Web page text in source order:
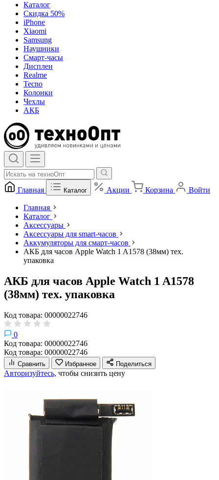
Каталог
Скидка 50%
iPhone
Xiaomi
Samsung
Наушники
Смарт-часы
Дисплеи
Realme
Tecno
Колонки
Чехлы
АКБ
Главная Каталог Акции Корзина Войти
Главная
Каталог
Аксессуары
Аксессуары для smart-часов
Аккумуляторы для смарт-часов
АКБ для часов Apple Watch 1 A1578 (38мм) тех.
упаковка
АКБ для часов Apple Watch 1 A1578
(38мм) тех. упаковка
Код товара: 00000022746
0
Код товара: 00000022746
Код товара: 00000022746
Сравнить Избранное Поделиться
Авторизуйтесь, чтобы снизить цену